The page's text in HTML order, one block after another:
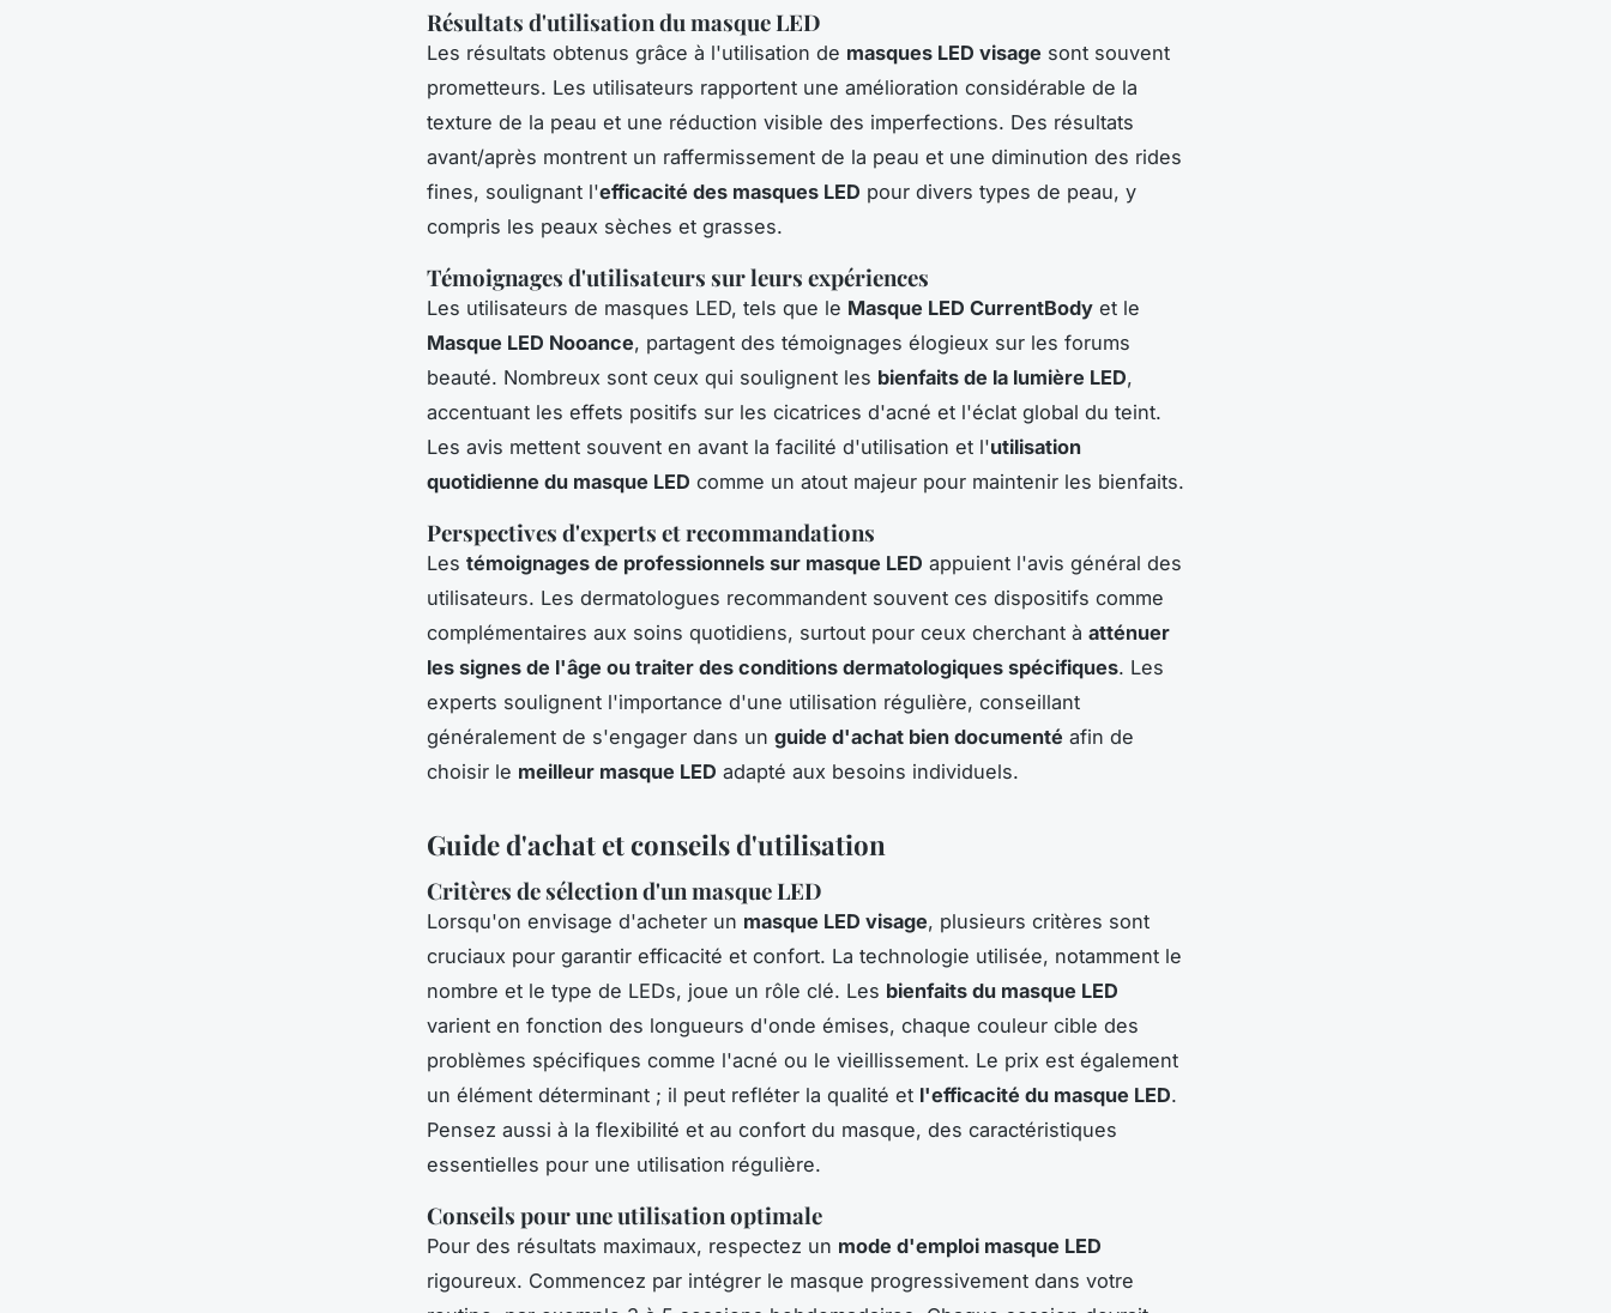
Résultats d'utilisation du masque LED
Les résultats obtenus grâce à l'utilisation de masques LED visage sont souvent
prometteurs. Les utilisateurs rapportent une amélioration considérable de la
texture de la peau et une réduction visible des imperfections. Des résultats
avant/après montrent un raffermissement de la peau et une diminution des rides
fines, soulignant l'efficacité des masques LED pour divers types de peau, y
compris les peaux sèches et grasses.
Témoignages d'utilisateurs sur leurs expériences
Les utilisateurs de masques LED, tels que le Masque LED CurrentBody et le
Masque LED Nooance, partagent des témoignages élogieux sur les forums
beauté. Nombreux sont ceux qui soulignent les bienfaits de la lumière LED,
accentuant les effets positifs sur les cicatrices d'acné et l'éclat global du teint.
Les avis mettent souvent en avant la facilité d'utilisation et l'utilisation
quotidienne du masque LED comme un atout majeur pour maintenir les bienfaits.
Perspectives d'experts et recommandations
Les témoignages de professionnels sur masque LED appuient l'avis général des
utilisateurs. Les dermatologues recommandent souvent ces dispositifs comme
complémentaires aux soins quotidiens, surtout pour ceux cherchant à atténuer
les signes de l'âge ou traiter des conditions dermatologiques spécifiques. Les
experts soulignent l'importance d'une utilisation régulière, conseillant
généralement de s'engager dans un guide d'achat bien documenté afin de
choisir le meilleur masque LED adapté aux besoins individuels.
Guide d'achat et conseils d'utilisation
Critères de sélection d'un masque LED
Lorsqu'on envisage d'acheter un masque LED visage, plusieurs critères sont
cruciaux pour garantir efficacité et confort. La technologie utilisée, notamment le
nombre et le type de LEDs, joue un rôle clé. Les bienfaits du masque LED
varient en fonction des longueurs d'onde émises, chaque couleur cible des
problèmes spécifiques comme l'acné ou le vieillissement. Le prix est également
un élément déterminant ; il peut refléter la qualité et l'efficacité du masque LED.
Pensez aussi à la flexibilité et au confort du masque, des caractéristiques
essentielles pour une utilisation régulière.
Conseils pour une utilisation optimale
Pour des résultats maximaux, respectez un mode d'emploi masque LED
rigoureux. Commencez par intégrer le masque progressivement dans votre